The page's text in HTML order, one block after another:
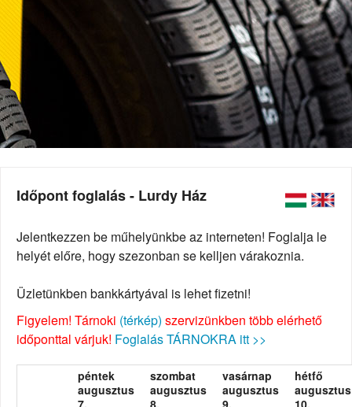
Időpont foglalás - Lurdy Ház
Jelentkezzen be műhelyünkbe az interneten! Foglalja le
helyét előre, hogy szezonban se kelljen várakoznia.
Üzletünkben bankkártyával is lehet fizetni!
Figyelem! Tárnoki (térkép) szervizünkben több elérhető
időponttal várjuk! Foglalás TÁRNOKRA itt >>
péntek
augusztus
szombat
augusztus
vasárnap
augusztus
hétfő
augusztus